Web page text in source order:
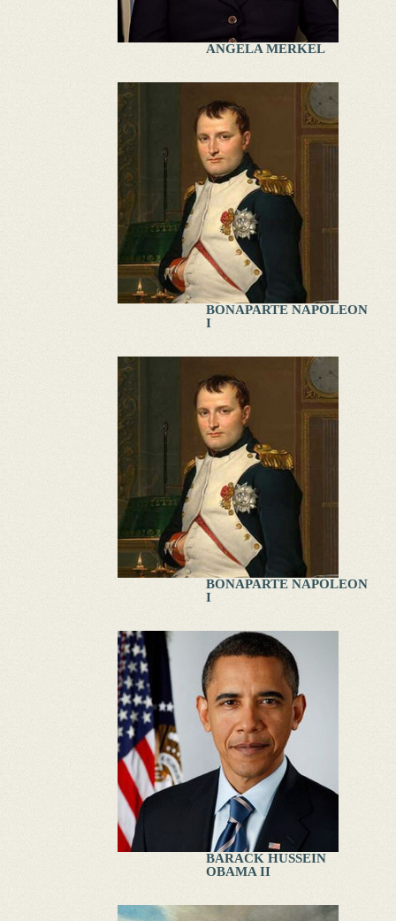
ANGELA MERKEL
BONAPARTE NAPOLEON
I
BONAPARTE NAPOLEON
I
BARACK HUSSEIN
OBAMA II